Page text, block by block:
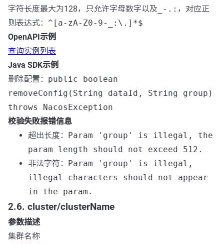
字符长度最大为128，只允许字母数字以及 _-.: ，对应正
则表达式： ^[a-zA-Z0-9-_:\.]*$
OpenAPI示例
查询实例列表
Java SDK示例
删除配置： public boolean
removeConfig(String dataId, String group)
throws NacosException
校验失败报错信息
超出长度： Param 'group' is illegal, the
param length should not exceed 512.
非法字符： Param 'group' is illegal,
illegal characters should not appear
in the param.
2.6. cluster/clusterName
参数描述
集群名称